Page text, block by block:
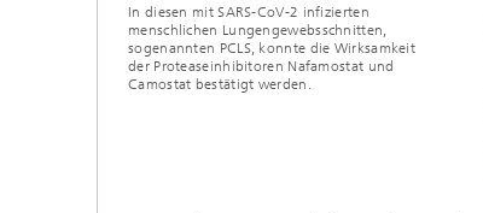
In diesen mit SARS-CoV-2 infizierten
menschlichen Lungengewebsschnitten,
sogenannten PCLS, konnte die Wirksamkeit
der Proteaseinhibitoren Nafamostat und
Camostat bestätigt werden.